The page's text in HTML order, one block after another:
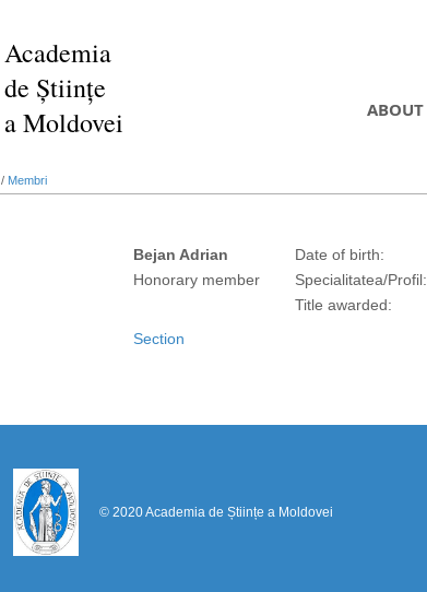
Academia
de Științe
a Moldovei
ABOUT
/ Membri
Bejan Adrian
Honorary member
Date of birth:
Specialitatea/Profil:
Title awarded:
Section
© 2020 Academia de Științe a Moldovei